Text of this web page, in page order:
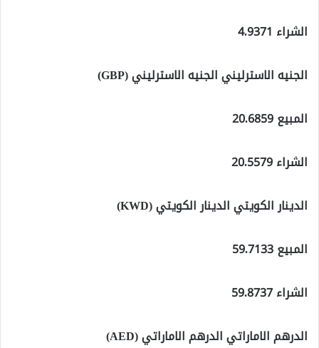
الشراء 4.9371
الجنيه الاسترليني الجنيه الاسترليني (GBP)
المبيع 20.6859
الشراء 20.5579
الدينار الكويتي الدينار الكويتي (KWD)
المبيع 59.7133
الشراء 59.8737
الدرهم الاماراتي الدرهم الاماراتي (AED)